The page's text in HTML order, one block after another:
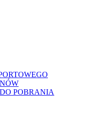
POBRANIA